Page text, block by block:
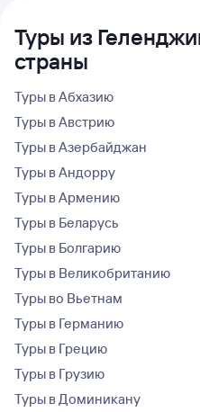
Туры из
страны
Туры в Абхазию
Туры в Австрию
Туры в Азербайджан
Туры в Андорру
Туры в Армению
Туры в Беларусь
Туры в Болгарию
Туры в Великобританию
Туры во Вьетнам
Туры в Германию
Туры в Грецию
Туры в Грузию
Туры в Доминикану